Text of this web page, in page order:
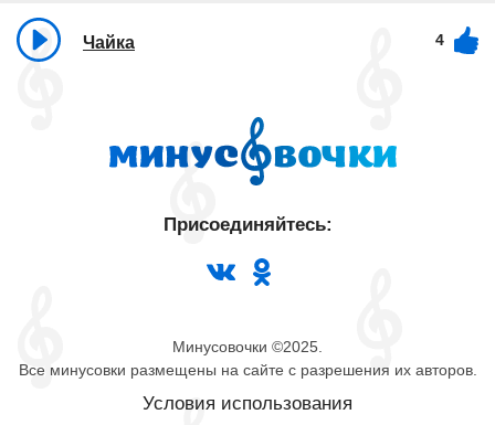
Чайка 4
Минусовочки ©2025.
Все минусовки размещены на сайте с разрешения их авторов.
Условия использования
Присоединяйтесь: